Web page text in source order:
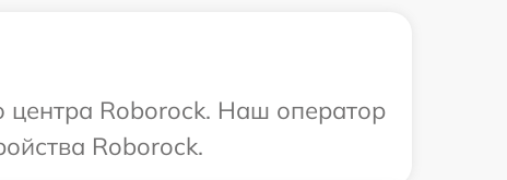
центра Roborock. Наш оператор
Roborock.